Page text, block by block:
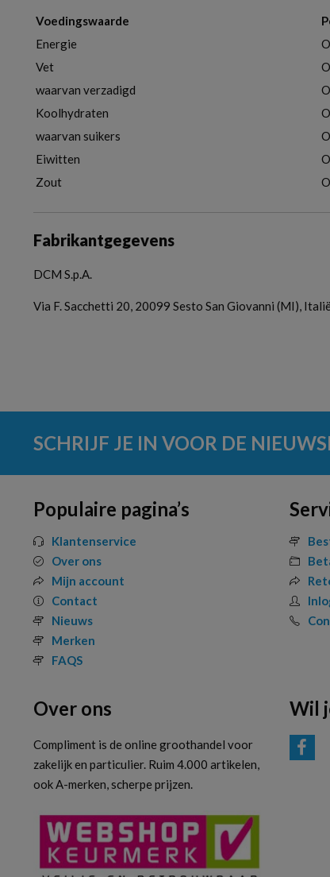
Voedingswaarde
Energie
Vet
waarvan verzadigd
Koolhydraten
waarvan suikers
Eiwitten
Zout
Fabrikantgegevens
DCM S.p.A.
Via F. Sacchetti 20, 20099 Sesto San Giovanni (MI), Italië
SCHRIJF JE IN VOOR DE
Populaire pagina’s
Klantenservice
Over ons
Mijn account
Contact
Nieuws
Merken
FAQS
Over ons
Compliment is de online groothandel voor
zakelijk en particulier. Ruim 4.000 artikelen,
ook A-merken, scherpe prijzen.
Wil